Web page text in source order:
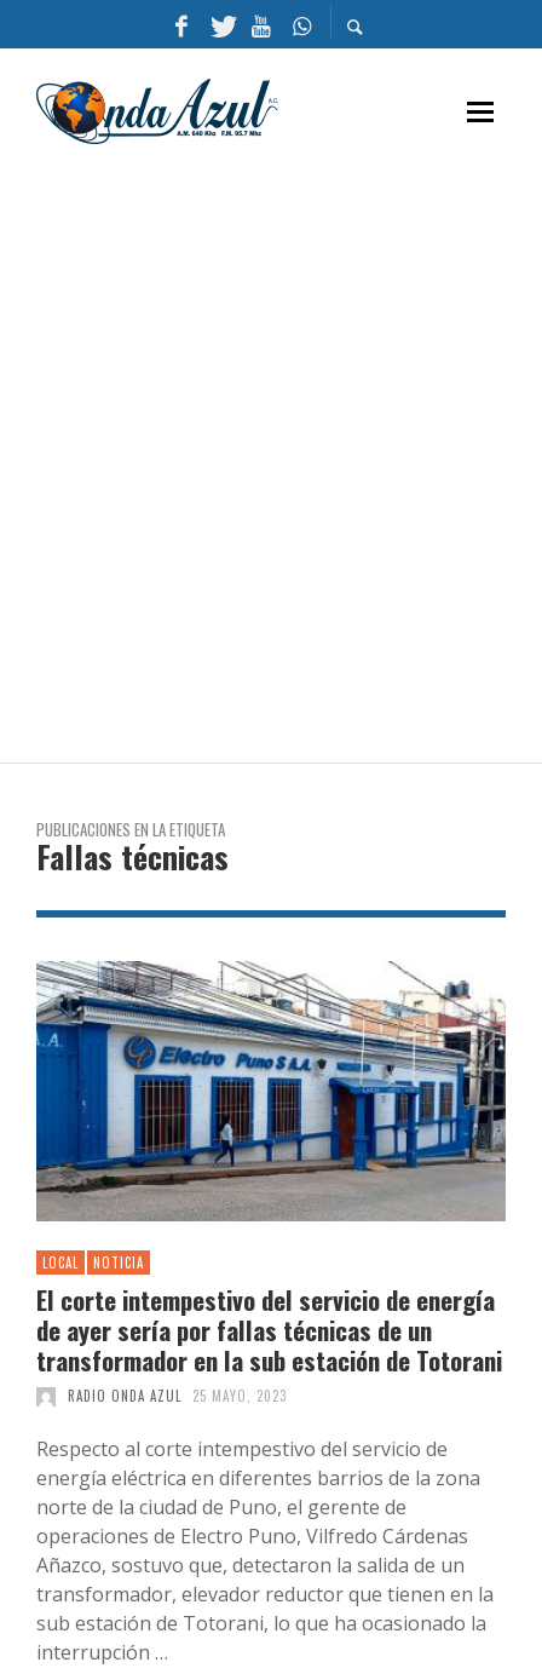
PUBLICACIONES EN LA ETIQUETA
Fallas técnicas
LOCAL NOTICIA
El corte intempestivo del servicio de energía
de ayer sería por fallas técnicas de un
transformador en la sub estación de Totorani
RADIO ONDA AZUL 25 MAYO, 2023
Respecto al corte intempestivo del servicio de
energía eléctrica en diferentes barrios de la zona
norte de la ciudad de Puno, el gerente de
operaciones de Electro Puno, Vilfredo Cárdenas
Añazco, sostuvo que, detectaron la salida de un
transformador, elevador reductor que tienen en la
sub estación de Totorani, lo que ha ocasionado la
interrupción …